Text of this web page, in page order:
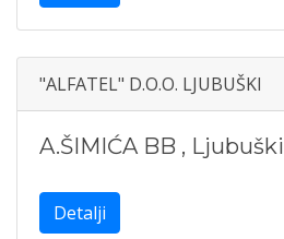
"ALFATEL" D.O.O. LJUBUŠKI
A.ŠIMIĆA BB , Ljubuški
Detalji